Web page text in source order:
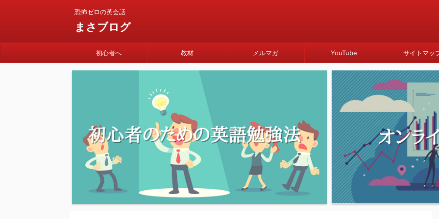
恐怖ゼロの英会話
まさブログ
初心者へ 教材 メルマガ YouTube サイトマッ